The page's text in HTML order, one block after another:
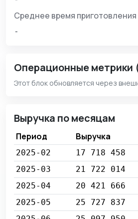
Среднее время приготовления
-
Операционные метрики
Этот блок обновляется через
Выручка по месяцам
Период Выручка
2025-02 17 718 458
2025-03
21 722 014
2025-04
20 421 666
2025-05
25 727 837